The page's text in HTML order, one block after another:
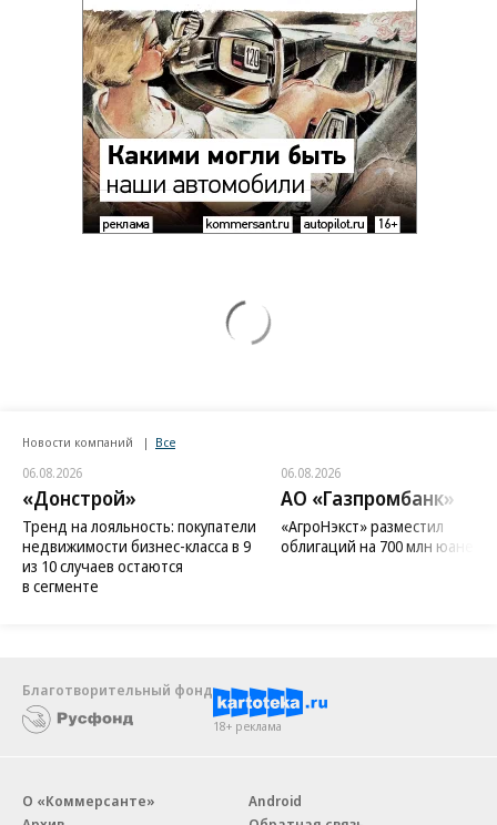
Новости компаний Все
06.08.2026
«Донстрой»
Тренд на лояльность: покупатели
недвижимости бизнес-класса в 9
из 10 случаев остаются
в сегменте
06.08.2026
АО «Газпромбанк»
«АгроНэкст» разместил
облигаций на 700 млн юаней
Благотворительный фонд
18+ реклама
О «Коммерсанте»
Android